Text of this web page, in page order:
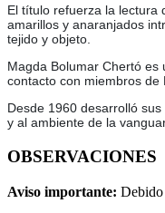
El título refuerza la lectura
amarillos y anaranjados
tejido y objeto.
Magda Bolumar Chertó es
contacto con miembros de
Desde 1960 desarrolló
y al ambiente de la
OBSERVACIONES
Aviso importante: Debido